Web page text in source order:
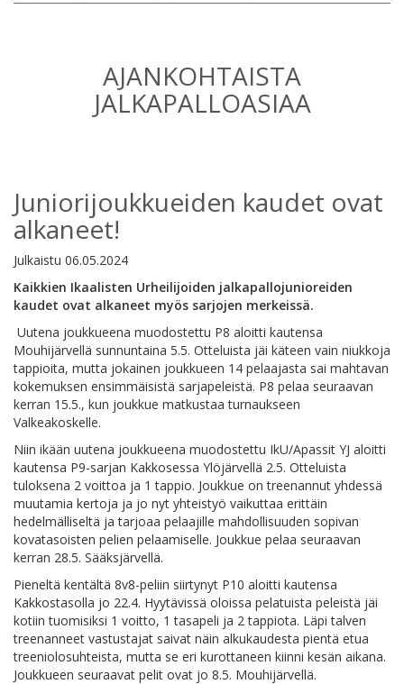
AJANKOHTAISTA
JALKAPALLOASIAA
Juniorijoukkueiden kaudet ovat
alkaneet!
Julkaistu 06.05.2024
Kaikkien Ikaalisten Urheilijoiden jalkapallojunioreiden
kaudet ovat alkaneet myös sarjojen merkeissä.
Uutena joukkueena muodostettu P8 aloitti kautensa
Mouhijärvellä sunnuntaina 5.5. Otteluista jäi käteen vain niukkoja
tappioita, mutta jokainen joukkueen 14 pelaajasta sai mahtavan
kokemuksen ensimmäisistä sarjapeleistä. P8 pelaa seuraavan
kerran 15.5., kun joukkue matkustaa turnaukseen
Valkeakoskelle.
Niin ikään uutena joukkueena muodostettu IkU/Apassit YJ aloitti
kautensa P9-sarjan Kakkosessa Ylöjärvellä 2.5. Otteluista
tuloksena 2 voittoa ja 1 tappio. Joukkue on treenannut yhdessä
muutamia kertoja ja jo nyt yhteistyö vaikuttaa erittäin
hedelmälliseltä ja tarjoaa pelaajille mahdollisuuden sopivan
kovatasoisten pelien pelaamiselle. Joukkue pelaa seuraavan
kerran 28.5. Sääksjärvellä.
Pieneltä kentältä 8v8-peliin siirtynyt P10 aloitti kautensa
Kakkostasolla jo 22.4. Hyytävissä oloissa pelatuista peleistä jäi
kotiin tuomisiksi 1 voitto, 1 tasapeli ja 2 tappiota. Läpi talven
treenanneet vastustajat saivat näin alkukaudesta pientä etua
treeniolosuhteista, mutta se eri kurottaneen kiinni kesän aikana.
Joukkueen seuraavat pelit ovat jo 8.5. Mouhijärvellä.